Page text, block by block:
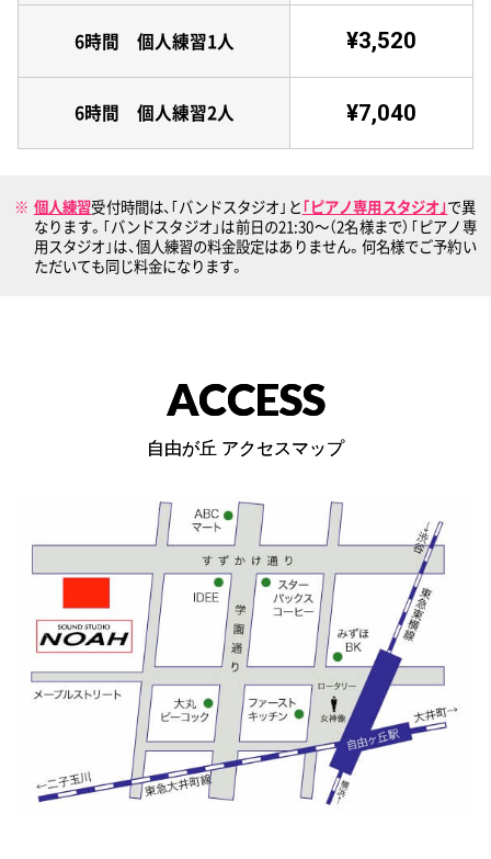
6時間 個人練習1人 ¥3,520
6時間 個人練習2人 ¥7,040
個人練習受付時間は、｢バンドスタジオ｣と ｢ピアノ専用スタジオ｣で異
なります。｢バンドスタジオ」は前日の21:30〜（2名様まで）｢ピアノ専
用スタジオ｣は、個人練習の料金設定はありません。何名様でご予約い
ただいても同じ料金になります。
ACCESS
自由が丘 アクセスマップ